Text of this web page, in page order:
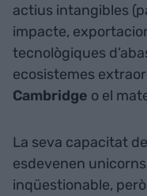
actius intangibles
impacte,
tecnològiques
ecosistemes
Cambridge o el
La seva capacitat
esdevenen
inqüestionable,